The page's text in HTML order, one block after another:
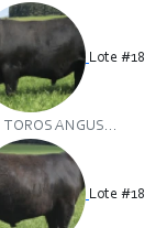
Lote #18
TOROS ANGUS...
Lote #18